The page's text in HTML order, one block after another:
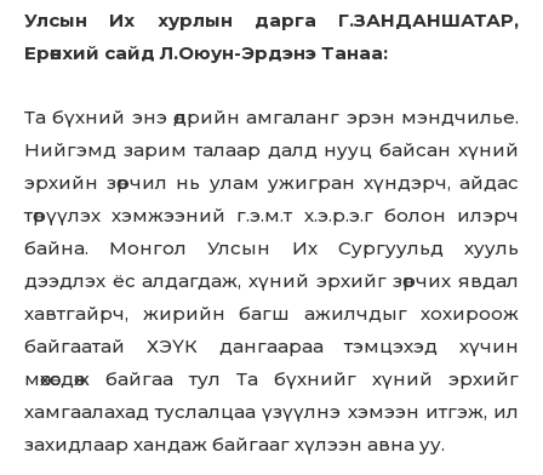
Улсын Их хурлын дарга Г.ЗАНДАНШАТАР,
Ерөнхий сайд Л.Оюун-Эрдэнэ Танаа:
Та бүхний энэ өдрийн амгаланг эрэн мэндчилье.
Нийгэмд зарим талаар далд нууц байсан хүний
эрхийн зөрчил нь улам ужигран хүндэрч, айдас
төрүүлэх хэмжээний г.э.м.т х.э.р.э.г болон илэрч
байна. Монгол Улсын Их Сургуульд хууль
дээдлэх ёс алдагдаж, хүний эрхийг зөрчих явдал
хавтгайрч, жирийн багш ажилчдыг хохироож
байгаатай ХЭҮК дангаараа тэмцэхэд хүчин
мөхөсдөж байгаа тул Та бүхнийг хүний эрхийг
хамгаалахад туслалцаа үзүүлнэ хэмээн итгэж, ил
захидлаар хандаж байгааг хүлээн авна уу.